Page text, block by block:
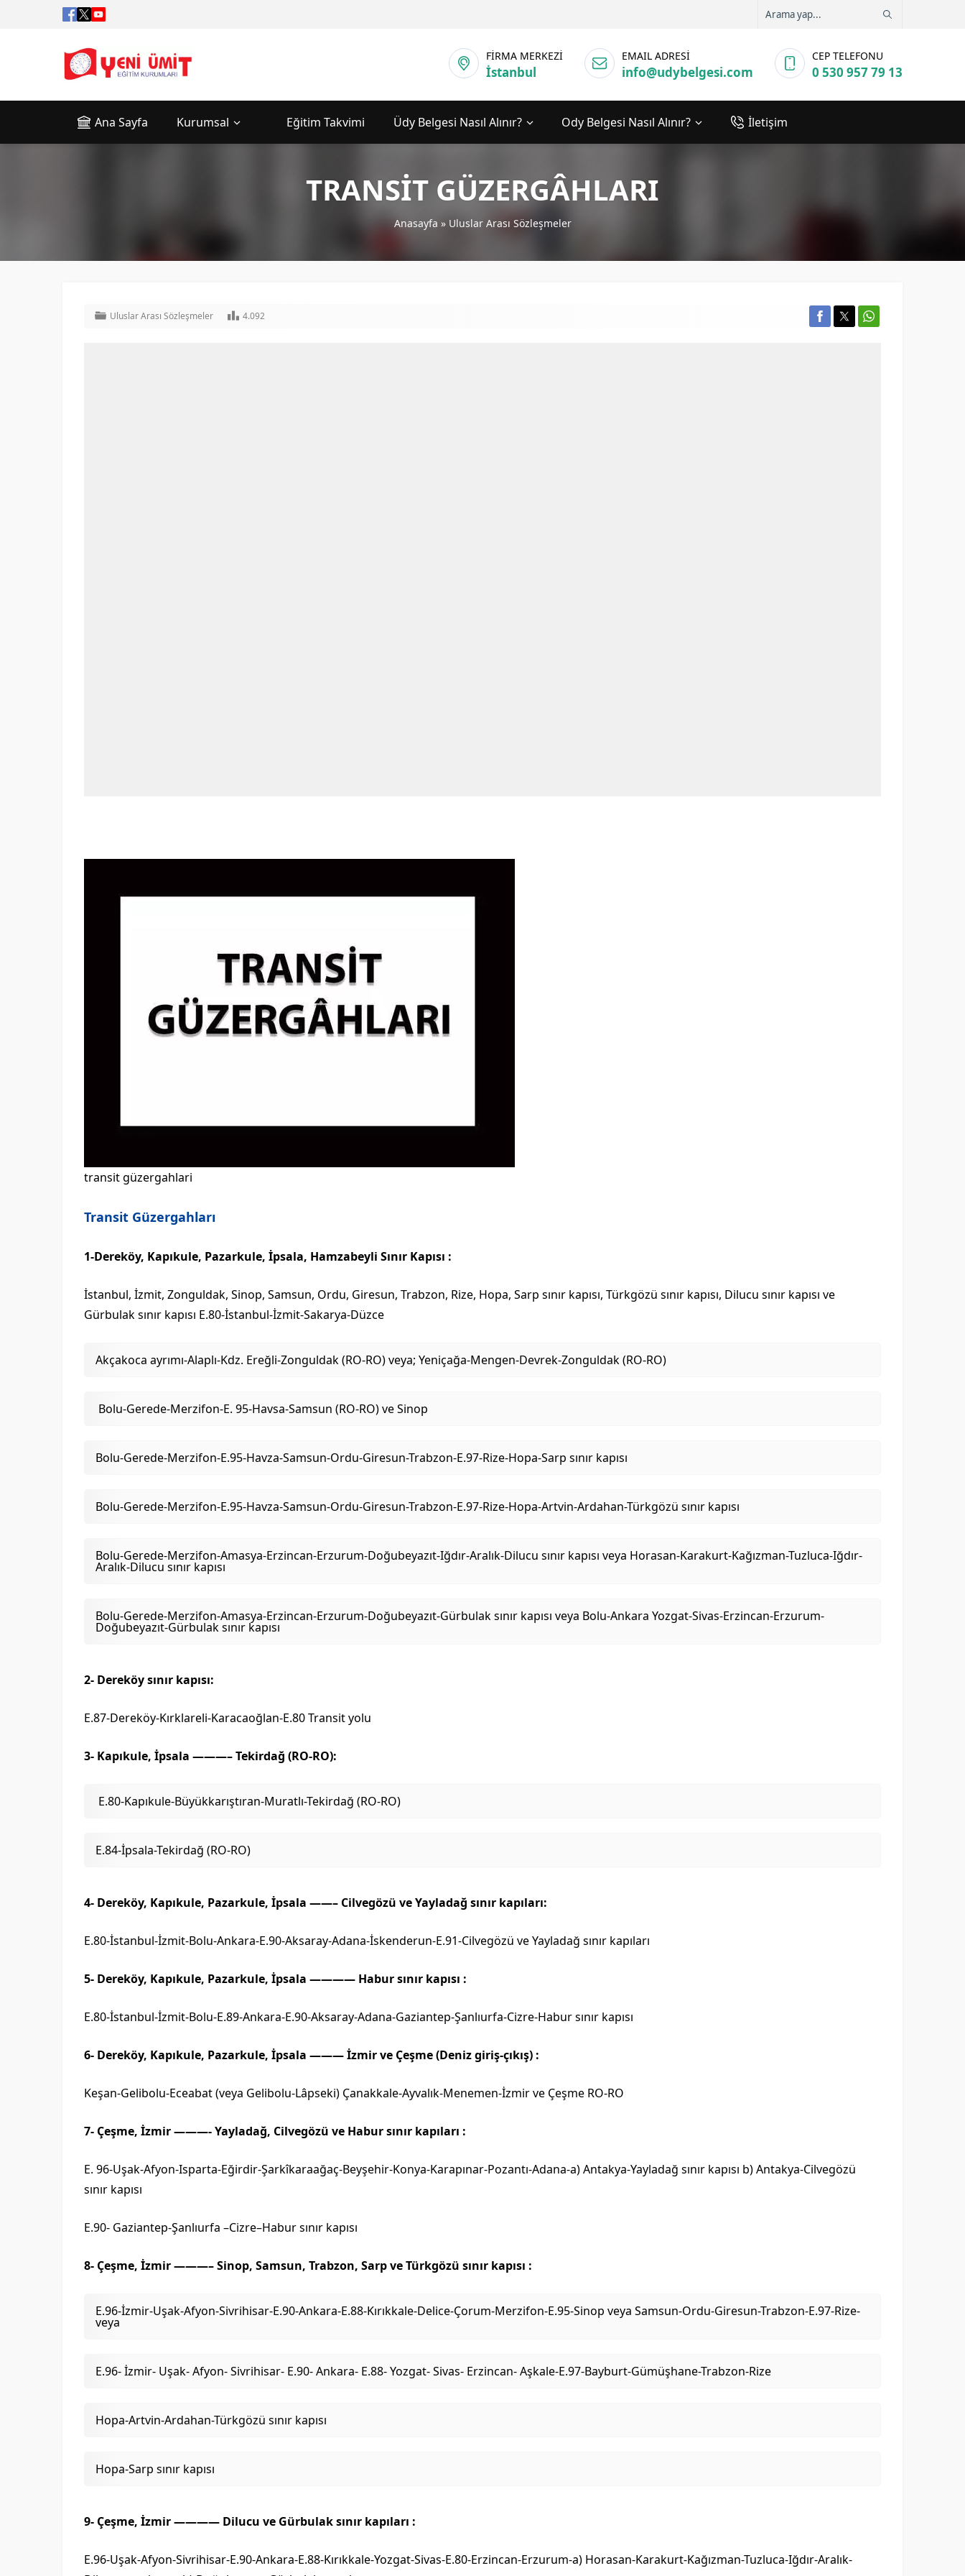
FİRMA MERKEZİ
İstanbul
EMAIL ADRESİ
info@udybelgesi.com
CEP TELEFONU
0 530 957 79 13
Ana Sayfa Kurumsal Eğitim Takvimi Üdy Belgesi Nasıl Alınır? Ody Belgesi Nasıl Alınır? İletişim
TRANSİT GÜZERGÂHLARI
Anasayfa » Uluslar Arası Sözleşmeler
Uluslar Arası Sözleşmeler 4.092
transit güzergahlari
Transit Güzergahları
1-Dereköy, Kapıkule, Pazarkule, İpsala, Hamzabeyli Sınır Kapısı :
İstanbul, İzmit, Zonguldak, Sinop, Samsun, Ordu, Giresun, Trabzon, Rize, Hopa, Sarp sınır kapısı, Türkgözü sınır kapısı, Dilucu sınır kapısı ve
Gürbulak sınır kapısı E.80-İstanbul-İzmit-Sakarya-Düzce
Akçakoca ayrımı-Alaplı-Kdz. Ereğli-Zonguldak (RO-RO) veya; Yeniçağa-Mengen-Devrek-Zonguldak (RO-RO)
Bolu-Gerede-Merzifon-E. 95-Havsa-Samsun (RO-RO) ve Sinop
Bolu-Gerede-Merzifon-E.95-Havza-Samsun-Ordu-Giresun-Trabzon-E.97-Rize-Hopa-Sarp sınır kapısı
Bolu-Gerede-Merzifon-E.95-Havza-Samsun-Ordu-Giresun-Trabzon-E.97-Rize-Hopa-Artvin-Ardahan-Türkgözü sınır kapısı
Bolu-Gerede-Merzifon-Amasya-Erzincan-Erzurum-Doğubeyazıt-Iğdır-Aralık-Dilucu sınır kapısı veya Horasan-Karakurt-Kağızman-Tuzluca-Iğdır-
Aralık-Dilucu sınır kapısı
Bolu-Gerede-Merzifon-Amasya-Erzincan-Erzurum-Doğubeyazıt-Gürbulak sınır kapısı veya Bolu-Ankara Yozgat-Sivas-Erzincan-Erzurum-
Doğubeyazıt-Gürbulak sınır kapısı
2- Dereköy sınır kapısı:
E.87-Dereköy-Kırklareli-Karacaoğlan-E.80 Transit yolu
3- Kapıkule, İpsala ———– Tekirdağ (RO-RO):
E.80-Kapıkule-Büyükkarıştıran-Muratlı-Tekirdağ (RO-RO)
E.84-İpsala-Tekirdağ (RO-RO)
4- Dereköy, Kapıkule, Pazarkule, İpsala ——– Cilvegözü ve Yayladağ sınır kapıları:
E.80-İstanbul-İzmit-Bolu-Ankara-E.90-Aksaray-Adana-İskenderun-E.91-Cilvegözü ve Yayladağ sınır kapıları
5- Dereköy, Kapıkule, Pazarkule, İpsala ———— Habur sınır kapısı :
E.80-İstanbul-İzmit-Bolu-E.89-Ankara-E.90-Aksaray-Adana-Gaziantep-Şanlıurfa-Cizre-Habur sınır kapısı
6- Dereköy, Kapıkule, Pazarkule, İpsala ——— İzmir ve Çeşme (Deniz giriş-çıkış) :
Keşan-Gelibolu-Eceabat (veya Gelibolu-Lâpseki) Çanakkale-Ayvalık-Menemen-İzmir ve Çeşme RO-RO
7- Çeşme, İzmir ———- Yayladağ, Cilvegözü ve Habur sınır kapıları :
E. 96-Uşak-Afyon-Isparta-Eğirdir-Şarkîkaraağaç-Beyşehir-Konya-Karapınar-Pozantı-Adana-a) Antakya-Yayladağ sınır kapısı b) Antakya-Cilvegözü
sınır kapısı
E.90- Gaziantep-Şanlıurfa –Cizre–Habur sınır kapısı
8- Çeşme, İzmir ———– Sinop, Samsun, Trabzon, Sarp ve Türkgözü sınır kapısı :
E.96-İzmir-Uşak-Afyon-Sivrihisar-E.90-Ankara-E.88-Kırıkkale-Delice-Çorum-Merzifon-E.95-Sinop veya Samsun-Ordu-Giresun-Trabzon-E.97-Rize-
veya
E.96- İzmir- Uşak- Afyon- Sivrihisar- E.90- Ankara- E.88- Yozgat- Sivas- Erzincan- Aşkale-E.97-Bayburt-Gümüşhane-Trabzon-Rize
Hopa-Artvin-Ardahan-Türkgözü sınır kapısı
Hopa-Sarp sınır kapısı
9- Çeşme, İzmir ———— Dilucu ve Gürbulak sınır kapıları :
E.96-Uşak-Afyon-Sivrihisar-E.90-Ankara-E.88-Kırıkkale-Yozgat-Sivas-E.80-Erzincan-Erzurum-a) Horasan-Karakurt-Kağızman-Tuzluca-Iğdır-Aralık-